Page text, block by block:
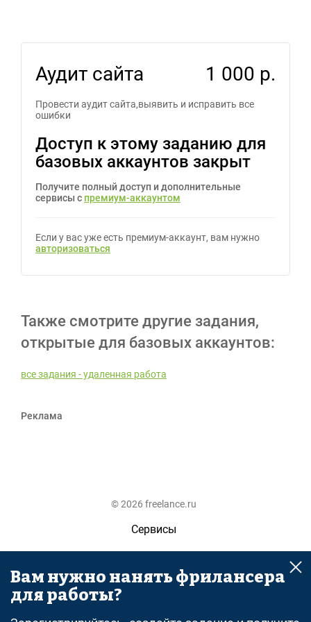
Аудит сайта 1 000 р.
Провести аудит сайта,выявить и исправить все
ошибки
Доступ к этому заданию для
базовых аккаунтов закрыт
Получите полный доступ и дополнительные
сервисы с премиум-аккаунтом
Если у вас уже есть премиум-аккаунт, вам нужно
авторизоваться
Также смотрите другие задания,
открытые для базовых аккаунтов:
все задания - удаленная работа
Реклама
© 2026 freelance.ru
Сервисы
Помощь
Поиск
Вам нужно нанять фрилансера
для работы?